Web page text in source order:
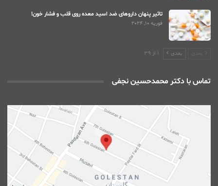
تاثیر پنهان داروهای ضد اسید معده روی قلب و فشار خون!
فوریه 10, 2024
بعدی بعدی 1 از 39
تماس با دکتر محمدحسین نجفی